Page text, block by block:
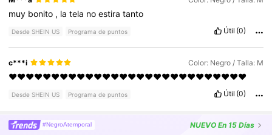
muy bonito , latela noestiratanto
Desde SHEIN US Programa de puntos Útil (0)
c***i Color: Negro / Talla: M
❤️❤️❤️❤️❤️❤️❤️❤️❤️❤️❤️❤️❤️❤️❤️❤️❤️❤️❤️❤️❤️❤️❤️❤️❤️❤️❤️❤️
Desde SHEIN US Programa de puntos Útil (0)
#NegroAtemporal NUEVO En 15 Días